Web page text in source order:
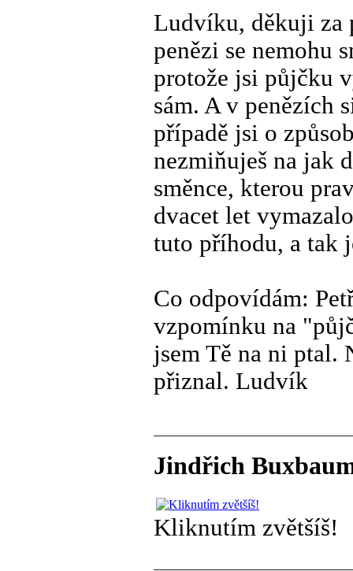
Ludvíku, děkuji za
penězi se nemohu
protože jsi půjčku
sám. A v penězích
případě jsi o
nezmiňuješ na jak
směnce, kterou
dvacet let
tuto příhodu, a tak
Co odpovídám:
vzpomínku na
jsem Tě na ni
přiznal. Ludvík
Jindřich
Kliknutím zvětšíš!